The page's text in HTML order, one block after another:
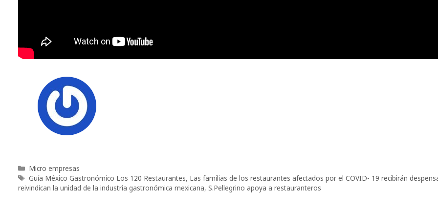
Categorías
Micro empresas
Etiquetas
Guía México Gastronómico Los 120 Restaurantes, Las familias de los restaurantes afectados por el COVID- 19 recibirán
reivindican la unidad de la industria gastronómica mexicana, S.Pellegrino apoya a restauranteros